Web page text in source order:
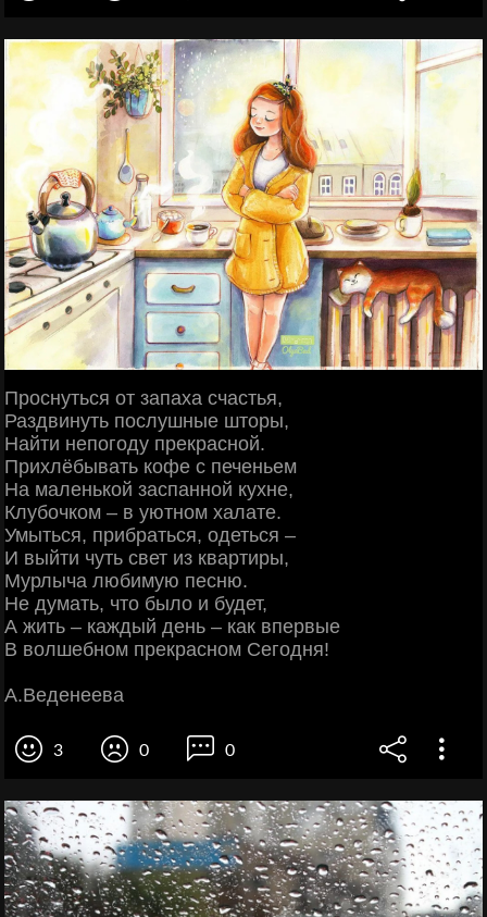
Проснуться от запаха счастья,
Раздвинуть послушные шторы,
Найти непогоду прекрасной.
Прихлёбывать кофе с печеньем
На маленькой заспанной кухне,
Клубочком – в уютном халате.
Умыться, прибраться, одеться –
И выйти чуть свет из квартиры,
Мурлыча любимую песню.
Не думать, что было и будет,
А жить – каждый день – как впервые
В волшебном прекрасном Сегодня!
А.Веденеева
3 0 0